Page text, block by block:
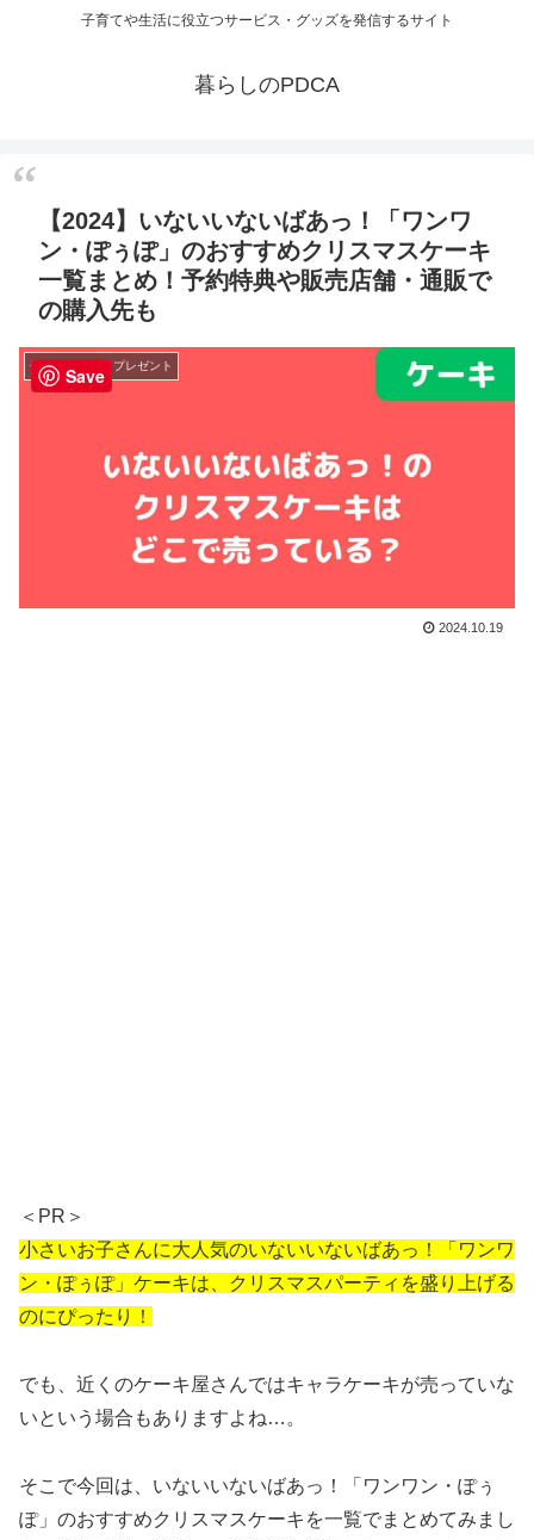
子育てや生活に役立つサービス・グッズを発信するサイト
暮らしのPDCA
【2024】いないいないばあっ！「ワンワ
ン・ぽぅぽ」のおすすめクリスマスケーキ
一覧まとめ！予約特典や販売店舗・通販で
の購入先も
子育てグッズ・プレゼント
2024.10.19
＜PR＞
小さいお子さんに大人気のいないいないばあっ！「ワンワ
ン・ぽぅぽ」ケーキは、クリスマスパーティを盛り上げる
のにぴったり！
でも、近くのケーキ屋さんではキャラケーキが売っていな
いという場合もありますよね…。
そこで今回は、いないいないばあっ！「ワンワン・ぽぅ
ぽ」のおすすめクリスマスケーキを一覧でまとめてみまし
Save